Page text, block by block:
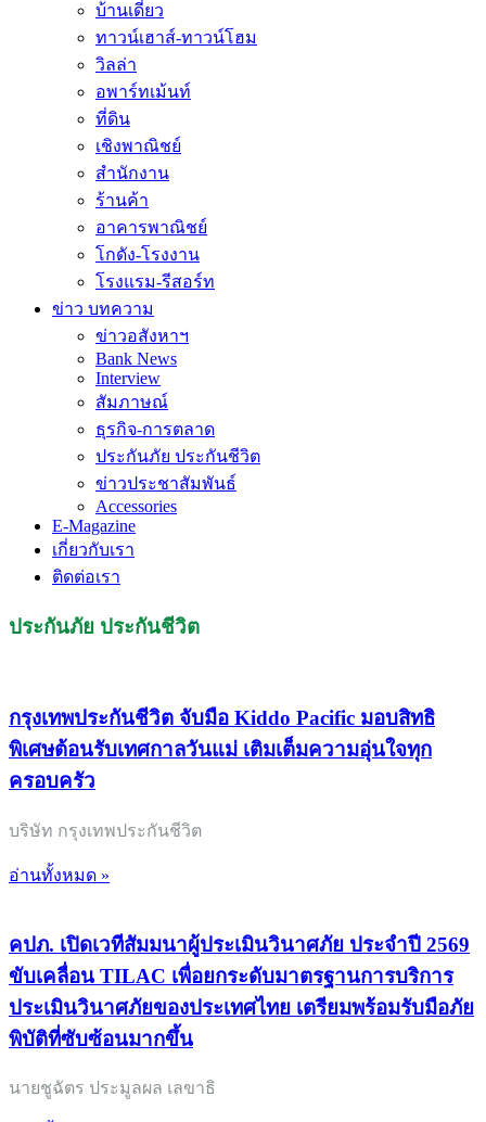
บ้านเดี่ยว
ทาวน์เฮาส์-ทาวน์โฮม
วิลล่า
อพาร์ทเม้นท์
ที่ดิน
เชิงพาณิชย์
สำนักงาน
ร้านค้า
อาคารพาณิชย์
โกดัง-โรงงาน
โรงแรม-รีสอร์ท
ข่าว บทความ
ข่าวอสังหาฯ
Bank News
Interview
สัมภาษณ์
ธุรกิจ-การตลาด
ประกันภัย ประกันชีวิต
ข่าวประชาสัมพันธ์
Accessories
E-Magazine
เกี่ยวกับเรา
ติดต่อเรา
ประกันภัย ประกันชีวิต
กรุงเทพประกันชีวิต จับมือ Kiddo Pacific มอบสิทธิ
พิเศษต้อนรับเทศกาลวันแม่ เติมเต็มความอุ่นใจทุก
ครอบครัว
บริษัท กรุงเทพประกันชีวิต
อ่านทั้งหมด »
คปภ. เปิดเวทีสัมมนาผู้ประเมินวินาศภัย ประจำปี 2569
ขับเคลื่อน TILAC เพื่อยกระดับมาตรฐานการบริการ
ประเมินวินาศภัยของประเทศไทย เตรียมพร้อมรับมือภัย
พิบัติที่ซับซ้อนมากขึ้น
นายชูฉัตร ประมูลผล เลขาธิ